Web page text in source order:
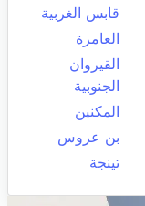
قابس الغربية
العامرة
القيروان
الجنوبية
المكنين
بن عروس
تينجة